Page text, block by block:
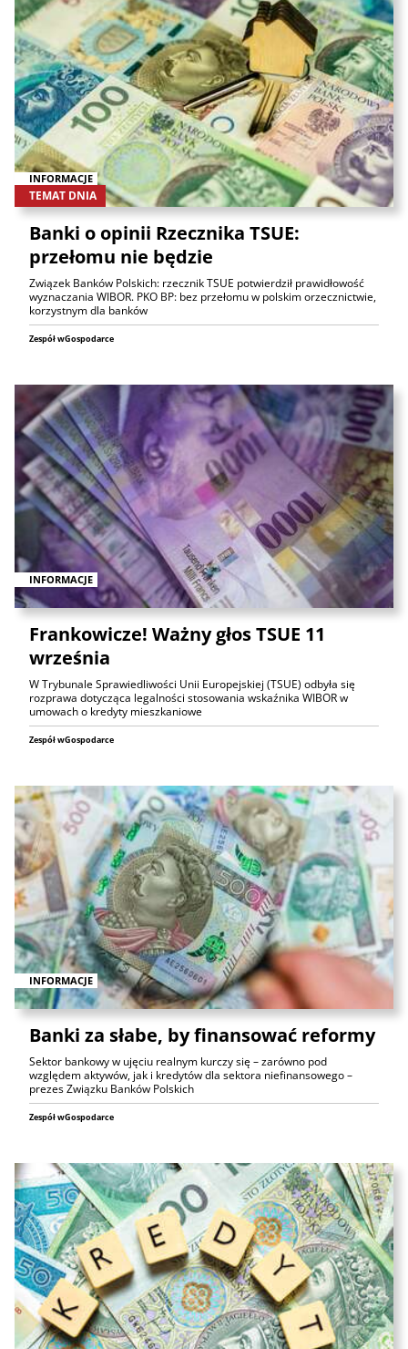
INFORMACJE
TEMAT DNIA
Banki o opinii Rzecznika TSUE:
przełomu nie będzie
Związek Banków Polskich: rzecznik TSUE potwierdził prawidłowość
wyznaczania WIBOR. PKO BP: bez przełomu w polskim orzecznictwie,
korzystnym dla banków
Zespół wGospodarce
INFORMACJE
Frankowicze! Ważny głos TSUE 11
września
W Trybunale Sprawiedliwości Unii Europejskiej (TSUE) odbyła się
rozprawa dotycząca legalności stosowania wskaźnika WIBOR w
umowach o kredyty mieszkaniowe
Zespół wGospodarce
INFORMACJE
Banki za słabe, by finansować reformy
Sektor bankowy w ujęciu realnym kurczy się – zarówno pod
względem aktywów, jak i kredytów dla sektora niefinansowego –
prezes Związku Banków Polskich
Zespół wGospodarce